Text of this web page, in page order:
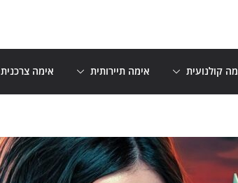
קולנועית אימה תיירותית אימה צרכנית